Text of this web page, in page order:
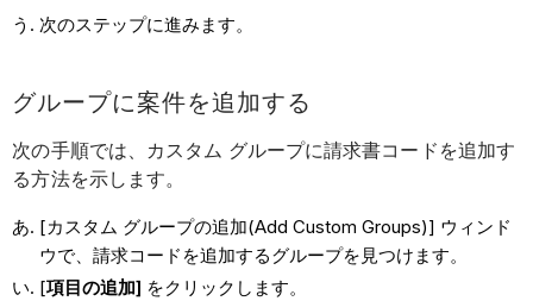
次のステップに進みます。
グループに案件を追加する
次の手順では、カスタム グループに請求書コードを追加す
る方法を示します。
[カスタム グループの追加(Add Custom Groups)] ウィンド
ウで、請求コードを追加するグループを見つけます。
[項目の追加] をクリックします。